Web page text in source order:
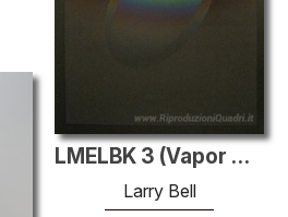
LMELBK 3 (Vapor Disegno)
Larry Bell